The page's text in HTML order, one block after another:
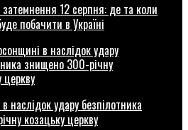
12 серпня: де та коли
побачити в Україні
наслідок удару безпілотника
козацьку церкву